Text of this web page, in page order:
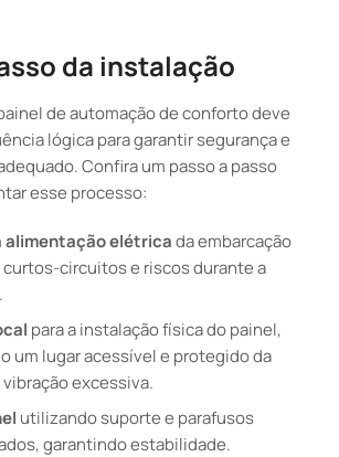
da instalação
de automação de conforto deve
lógica para garantir segurança e
Confira um passo a passo
esse processo:
alimentação elétricada embarcação
curtos-circuitos e riscos durante a
para a instalação física do painel,
um lugar acessível e protegido da
excessiva.
utilizando suporte e parafusos
garantindo estabilidade.